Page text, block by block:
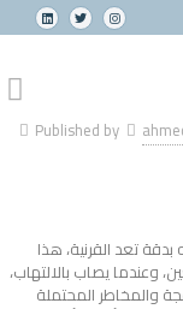
Published by
بدقة تعد القرنية، هذا
وعندما يصاب بالالتهاب،
والمخاطر المحتملة